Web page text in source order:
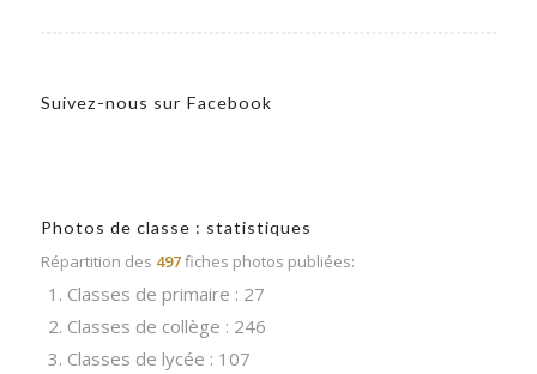
Suivez-nous sur Facebook
Photos de classe : statistiques
Répartition des 497fiches photos publiées:
1. Classes de primaire : 27
2. Classes de collège : 246
3. Classes de lycée : 107